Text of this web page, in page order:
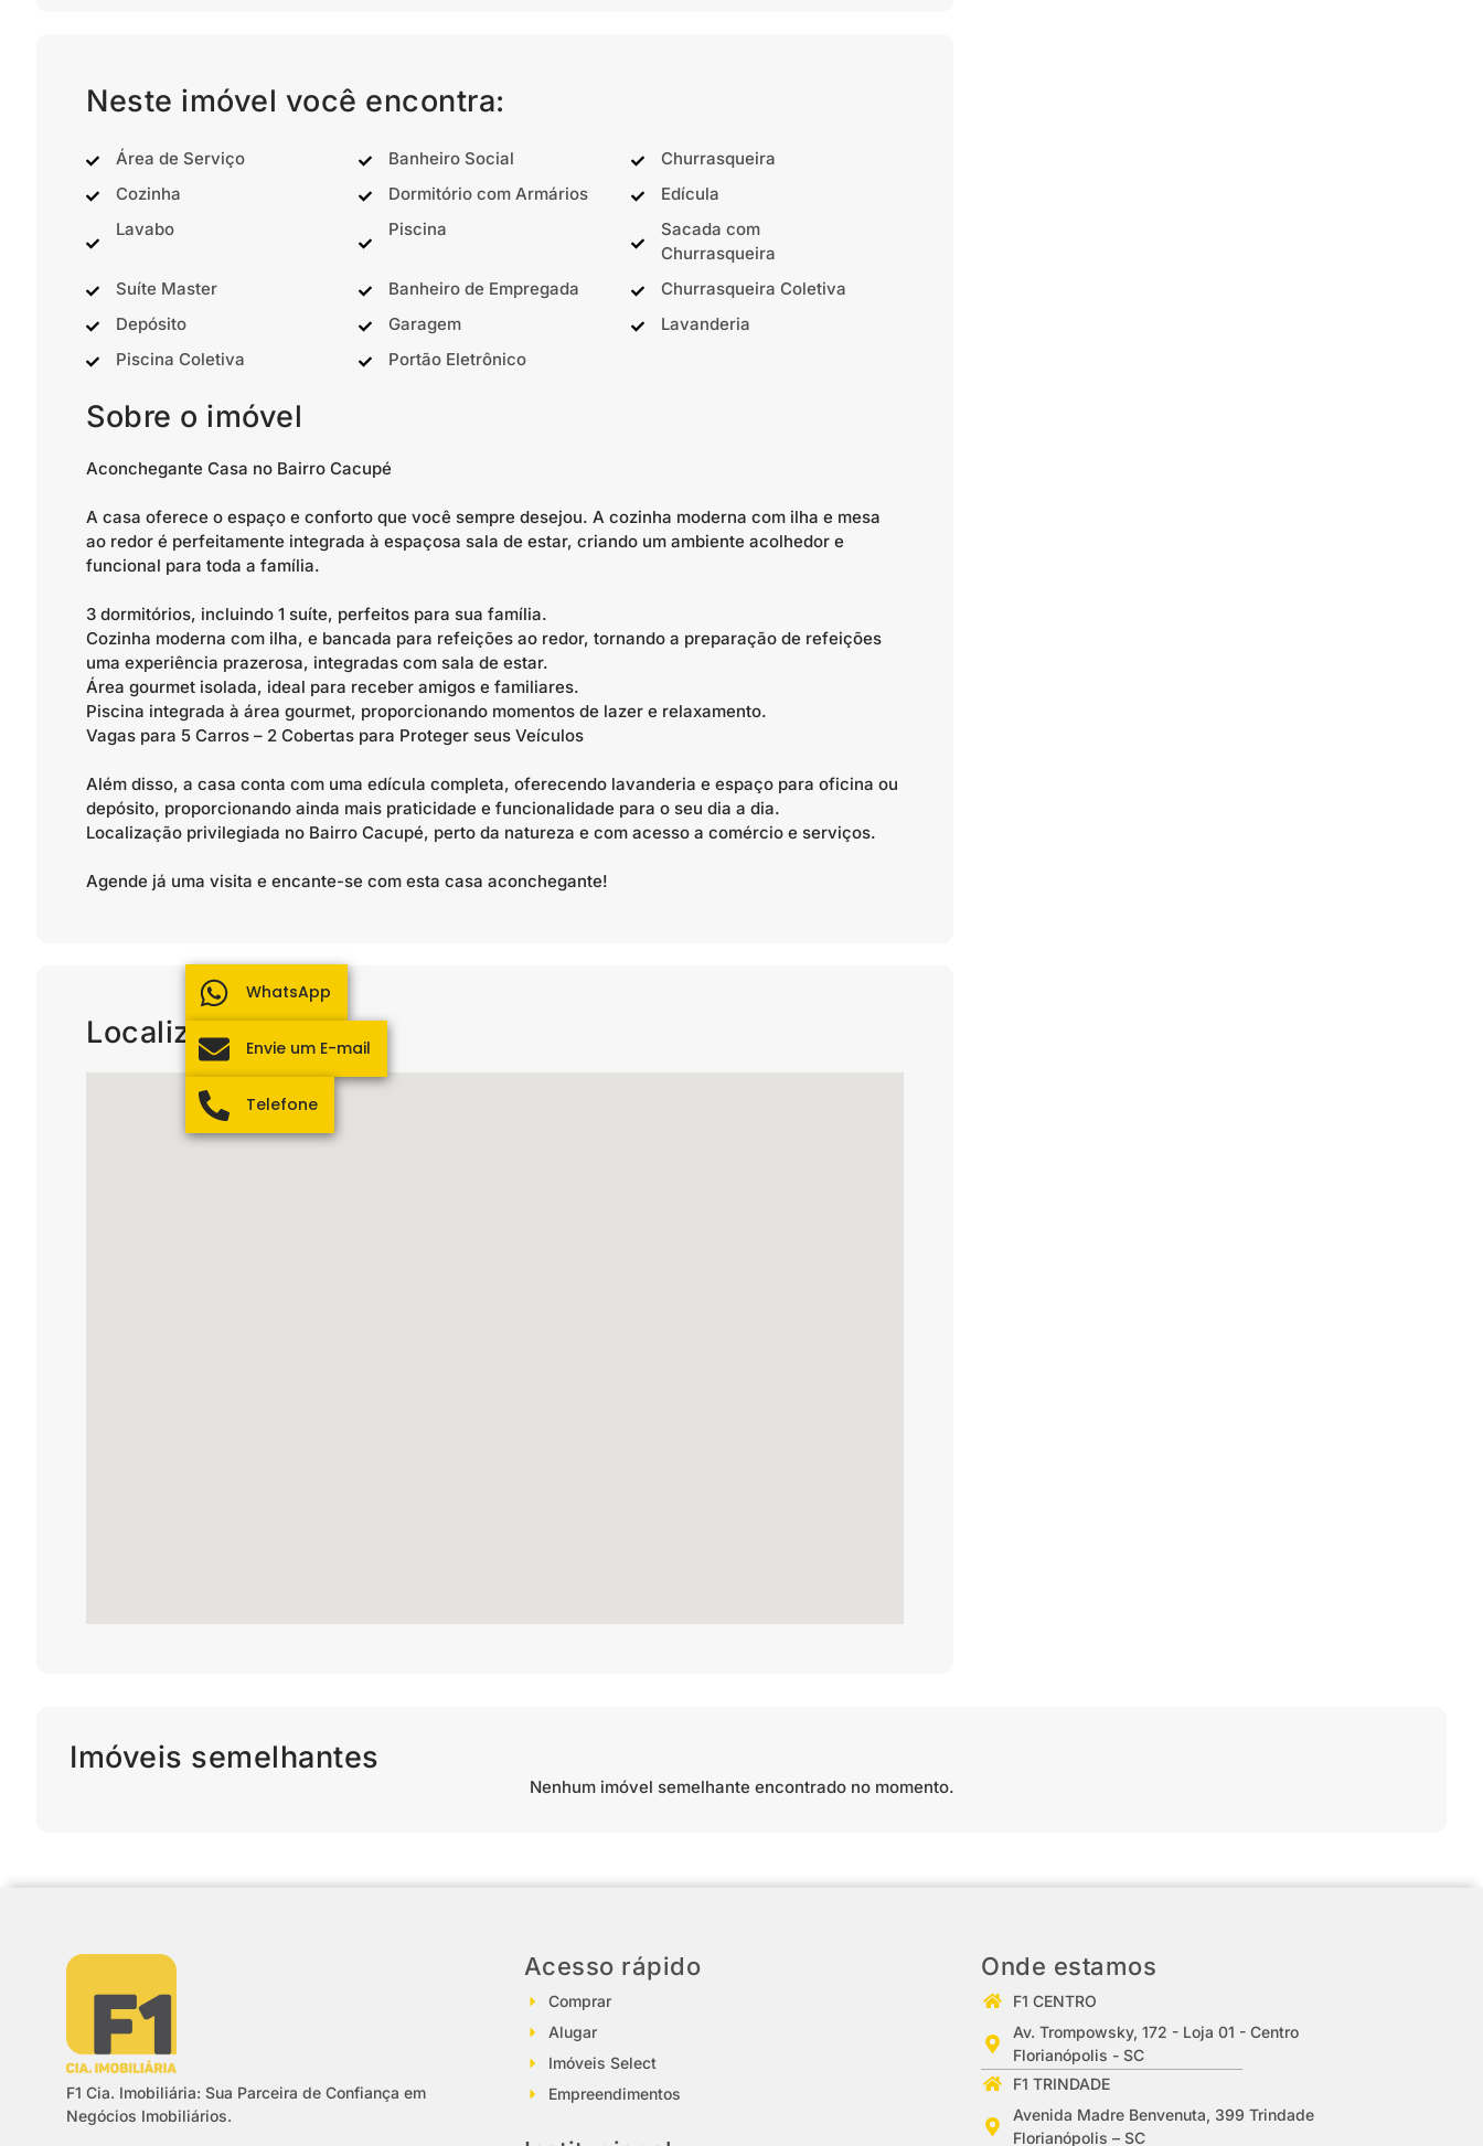
Neste imóvel você encontra:
Área de Serviço Banheiro Social
Churrasqueira
Cozinha
Dormitório com Armários
Edícula
Lavabo
Piscina
Sacada com
Churrasqueira
Suíte Master
Banheiro de Empregada
Churrasqueira Coletiva
Depósito
Garagem
Lavanderia
Piscina Coletiva
Portão Eletrônico
Sobre o imóvel
Aconchegante Casa no Bairro Cacupé
A casa oferece o espaço e conforto que você sempre desejou. A cozinha moderna com ilha e mesa
ao redor é perfeitamente integrada à espaçosa sala de estar, criando um ambiente acolhedor e
funcional para toda a família.
3 dormitórios, incluindo 1 suíte, perfeitos para sua família.
Cozinha moderna com ilha, e bancada para refeições ao redor, tornando a preparação de refeições
uma experiência prazerosa, integradas com sala de estar.
Área gourmet isolada, ideal para receber amigos e familiares.
Piscina integrada à área gourmet, proporcionando momentos de lazer e relaxamento.
Vagas para 5 Carros – 2 Cobertas para Proteger seus Veículos
Além disso, a casa conta com uma edícula completa, oferecendo lavanderia e espaço para oficina ou
depósito, proporcionando ainda mais praticidade e funcionalidade para o seu dia a dia.
Localização privilegiada no Bairro Cacupé, perto da natureza e com acesso a comércio e serviços.
Agende já uma visita e encante-se com esta casa aconchegante!
Localização
Imóveis semelhantes
Nenhum imóvel semelhante encontrado no momento.
F1 Cia. Imobiliária: Sua Parceira de Confiança em
Negócios Imobiliários.
Acesso rápido
Comprar
Alugar
Imóveis Select
Empreendimentos
Onde estamos
F1 CENTRO
Av. Trompowsky, 172 - Loja 01 - Centro
Florianópolis - SC
F1 TRINDADE
Avenida Madre Benvenuta, 399 Trindade
Florianópolis – SC
WhatsApp
Envie um E-mail
Telefone